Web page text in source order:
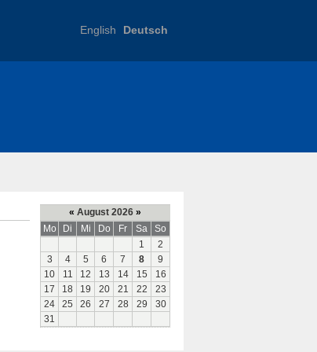
English Deutsch
« August 2026 »
Mo
Di Mi Do Fr Sa
So
1
2
3
4 5 6 7 8
9
10
11 12 13 14 15
16
17
18 19 20 21 22
23
24
25 26 27 28 29
30
31